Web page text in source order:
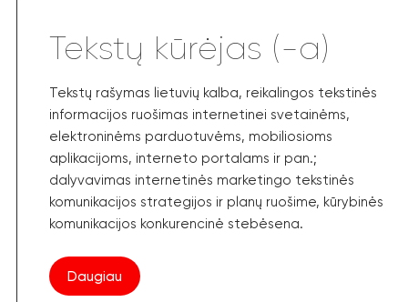
Tekstų kūrėjas (-a)
Tekstų rašymas lietuvių kalba, reikalingos tekstinės
informacijos ruošimas internetinei svetainėms,
elektroninėms parduotuvėms, mobiliosioms
aplikacijoms, interneto portalams ir pan.;
dalyvavimas internetinės marketingo tekstinės
komunikacijos strategijos ir planų ruošime, kūrybinės
komunikacijos konkurencinė stebėsena.
Daugiau